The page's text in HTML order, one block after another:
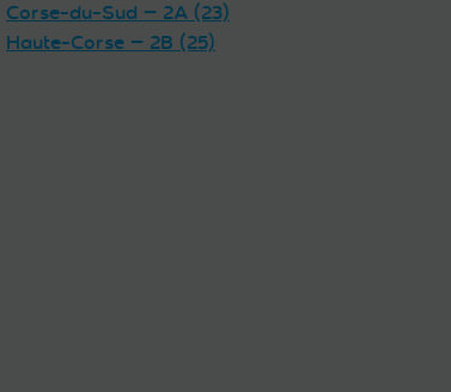
Corse-du-Sud — 2A (23)
Haute-Corse — 2B (25)